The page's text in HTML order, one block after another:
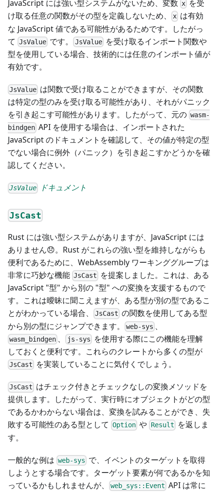
JavaScript には強い型システムがないため、変数 x を受
け取る任意の関数がその型を定義しないため、
x は有効
な JavaScript 値である可能性があるためです。したがっ
て JsValue です。 JsValueを受け取るインポート関数や
型を使用している場合、技術的には任意のインポート値が
有効です。
JsValue は関数で受け取ることができますが、その関数
は特定の型のみを受け取る可能性があり、それがパニック
を引き起こす可能性があります。したがって、元の wasm-
bindgen API を使用する場合は、インポートされた
JavaScript のドキュメントを確認して、その値が特定の型
でない場合に例外（パニック）を引き起こすかどうかを確
認してください。
JsValue ドキュメント
JsCast
Rust には強い型システムがありますが、JavaScript には
ありません😞。Rust がこれらの強い型を維持しながらも
便利であるために、WebAssembly ワーキンググループは
非常に巧妙な機能 JsCast
を提案しました。これは、ある
JavaScript "型" から別の "型" への変換を支援するもので
す。これは曖昧に聞こえますが、ある型が別の型であるこ
とがわかっている場合、
JsCast の関数を使用してある型
から別の型にジャンプできます。
web-sys 、
wasm_bindgen 、 js-sys を使用する際にこの機能を理解
しておくと便利です。これらのクレートから多くの型が
JsCast を実装していることに気付くでしょう。
JsCast はチェック付きとチェックなしの変換メソッドを
提供します。したがって、実行時にオブジェクトがどの型
であるかわからない場合は、変換を試みることができ、失
敗する可能性のある型として Option や Result を返しま
す。
一般的な例は web-sys で、イベントのターゲットを取得
しようとする場合です。ターゲット要素が何であるかを知
っているかもしれませんが、
web_sys::Event API は常に